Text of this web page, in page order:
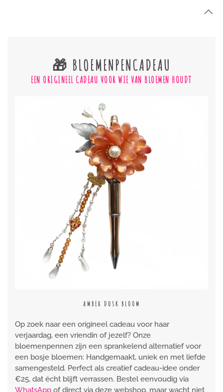
🎁 BLOEMENPENCADEAU
EEN ORIGINEEL CADEAU VOOR WIE VAN BLOEMEN HOUDT
GOLDEN BLOOM LUXE
Op zoek naar een origineel cadeau voor haar
verjaardag, een vriendin of jezelf? Onze
bloemenpennen zijn een sprankelend alternatief voor
een bosje bloemen: Handgemaakt, uniek en met liefde
samengesteld. Perfect als creatief cadeau-idee onder
€25, dat écht blijft verrassen. Bestel eenvoudig via
WhatsApp of direct via deze webshop, maar wacht niet